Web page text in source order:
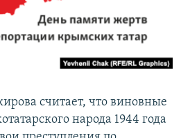
считает, что виновные
народа 1944 года